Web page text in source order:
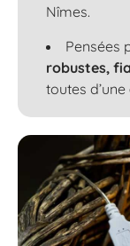
Nîmes.
Pensées
robustes,
toutes d’une